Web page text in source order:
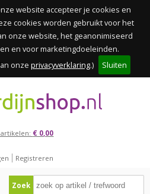
website accepteer je cookies en
cookies worden gebruikt voor het
onze website, het geanonimiseerd
en voor marketingdoeleinden.
onze privacyverklaring.) Sluiten
€ 0,00
Registreren
Zoek